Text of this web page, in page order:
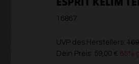
16867
UVP des Herstellers:
Dein Preis: 59,00 € 65%